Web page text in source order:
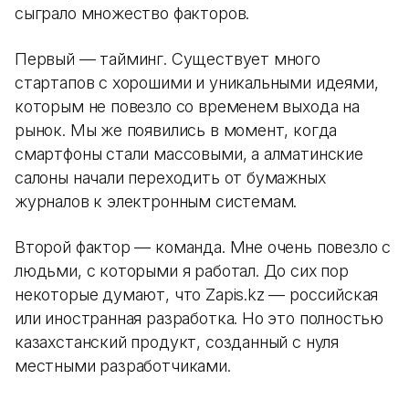
сыграло множество факторов.
Первый — тайминг. Существует много
стартапов с хорошими и уникальными идеями,
которым не повезло со временем выхода на
рынок. Мы же появились в момент, когда
смартфоны стали массовыми, а алматинские
салоны начали переходить от бумажных
журналов к электронным системам.
Второй фактор — команда. Мне очень повезло с
людьми, с которыми я работал. До сих пор
некоторые думают, что Zapis.kz — российская
или иностранная разработка. Но это полностью
казахстанский продукт, созданный с нуля
местными разработчиками.